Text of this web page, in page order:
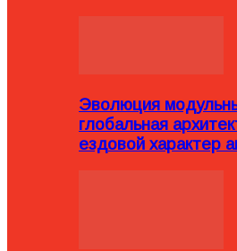
Эволюция
глобальная
ездовой характер